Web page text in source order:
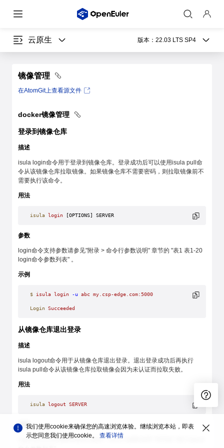
云原生 版本： 22.03 LTS SP4
镜像管理
在AtomGit上查看源文件
docker镜像管理
登录到镜像仓库
描述
isula login命令用于登录到镜像仓库。登录成功后可以使用isula pull命
令从该镜像仓库拉取镜像。如果镜像仓库不需要密码，则拉取镜像前不
需要执行该命令。
用法
isula login [OPTIONS] SERVER
参数
login命令支持参数请参见"附录 > 命令行参数说明" 章节的 "表1 表1-20
login命令参数列表" 。
示例
$ isula login -u abc my.csp-edge.com:5000
Login Succeeded
从镜像仓库退出登录
描述
isula logout命令用于从镜像仓库退出登录。退出登录成功后再执行
isula pull命令从该镜像仓库拉取镜像会因为未认证而拉取失败。
用法
isula logout SERVER
参数
logout命令支持参数请参见"附录 > 命令行参数说明" 章节的 "表2 logout
我们使用cookie来确保您的高速浏览体验。继续浏览本站，即表
示您同意我们使用cookie。 查看详情